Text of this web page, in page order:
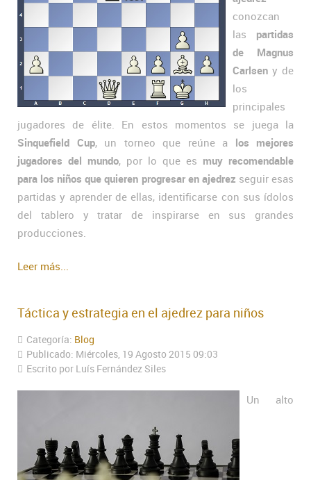
conozcan
las partidas
de Magnus
Carlsen y de
los
principales
jugadores de élite. En estos momentos se juega la
Sinquefield Cup, un torneo que reúne a los mejores
jugadores del mundo, por lo que es muy recomendable
para los niños que quieren progresar en ajedrez seguir esas
partidas y aprender de ellas, identificarse con sus ídolos
del tablero y tratar de inspirarse en sus grandes
producciones.
Leer más...
Táctica y estrategia en el ajedrez para niños
Categoría: Blog
Publicado: Miércoles, 19 Agosto 2015 09:03
Escrito por Luís Fernández Siles
Un alto